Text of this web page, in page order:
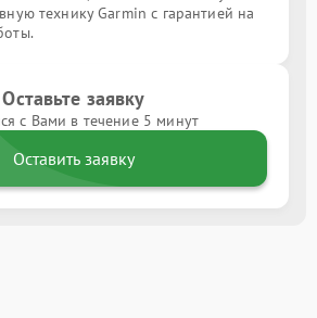
технику Garmin с гарантией на
Оставьте заявку
с Вами в течение 5 минут
Оставить заявку